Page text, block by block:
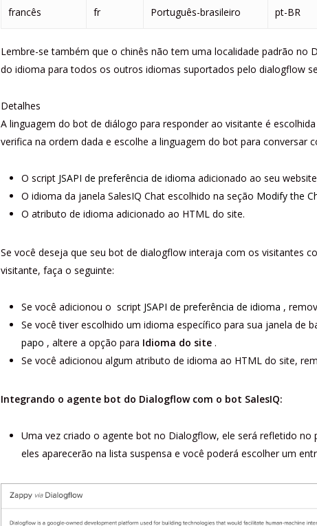
francês fr Português-brasileiro pt-BR
Lembre-se também que o chinês não tem uma localidade padrão
do idioma para todos os outros idiomas suportados pelo dialogflow
Detalhes
A linguagem do bot de diálogo para responder ao visitante é
verifica na ordem dada e escolhe a linguagem do bot para conversar
O script JSAPI de preferência de idioma adicionado ao seu
O idioma da janela SalesIQ Chat escolhido na seção Modify the
O atributo de idioma adicionado ao HTML do site.
Se você deseja que seu bot de dialogflow interaja com os visitantes
visitante, faça o seguinte:
Se você adicionou o script JSAPI de preferência de idioma ,
Se você tiver escolhido um idioma específico para sua janela de
papo , altere a opção para Idioma do site.
Se você adicionou algum atributo de idioma ao HTML do site,
Integrando o agente bot do Dialogflow com o bot SalesIQ:
Uma vez criado o agente bot no Dialogflow, ele será refletido
eles aparecerão na lista suspensa e você poderá escolher um